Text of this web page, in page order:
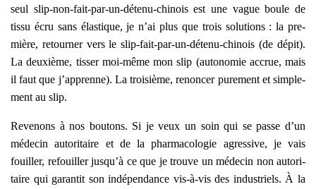
seul slip-non-fait-par-un-déte­nu-chi­nois est une vague boule de
tis­su écru sans élas­tique, je n’ai plus que trois solu­tions : la pre­
mière, retour­ner vers le slip-fait-par-un-déte­nu-chi­nois (de dépit).
La deuxième, tis­ser moi-même mon slip (auto­no­mie accrue, mais
il faut que j’apprenne). La troi­sième, renon­cer pure­ment et sim­ple­
ment au slip.
Reve­nons à nos bou­tons. Si je veux un soin qui se passe d’un
méde­cin auto­ri­taire et de la phar­ma­co­lo­gie agres­sive, je vais
fouiller, refouiller jusqu’à ce que je trouve un méde­cin non auto­ri­
taire qui garan­tit son indé­pen­dance vis-à-vis des indus­triels. À la